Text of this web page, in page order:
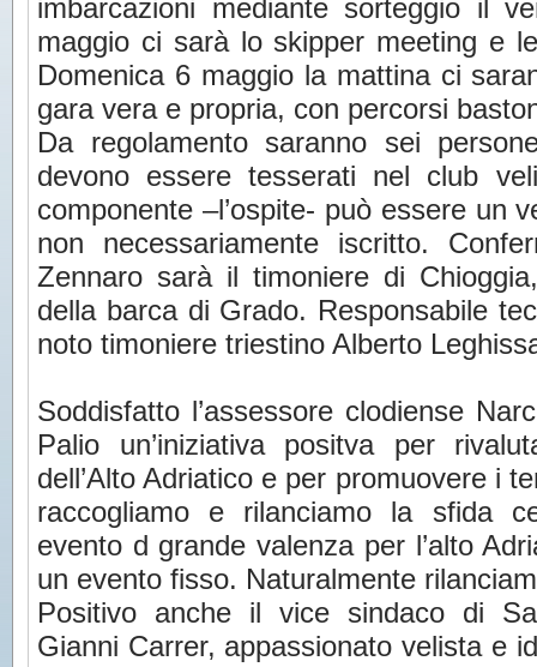
imbarcazioni mediante sorteggio il
maggio ci sarà lo skipper meeting e
Domenica 6 maggio la mattina ci
gara vera e propria, con percorsi
Da regolamento saranno sei
devono essere tesserati nel club
componente –l’ospite- può essere un
non necessariamente iscritto.
Zennaro sarà il timoniere di
della barca di Grado. Responsabile
noto timoniere triestino Alberto
Soddisfatto l’assessore clodiense
Palio un’iniziativa positva per
dell’Alto Adriatico e per promuovere i
raccogliamo e rilanciamo la sfida
evento d grande valenza per l’alto
un evento fisso. Naturalmente
Positivo anche il vice sindaco di
Gianni Carrer, appassionato velista e